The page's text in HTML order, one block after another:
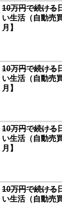
10万円で続ける
い生活（自動売
月】
10万円で続ける
い生活（自動売
月】
10万円で続ける
い生活（自動売
月】
10万円で続ける
い生活（自動売